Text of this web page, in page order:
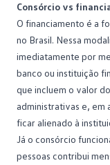
Consórcio vs
O financiamento é a
no Brasil. Nessa
imediatamente por
banco ou instituição
que incluem o valor
administrativas e, em
ficar alienado à
Já o consórcio
pessoas contribui